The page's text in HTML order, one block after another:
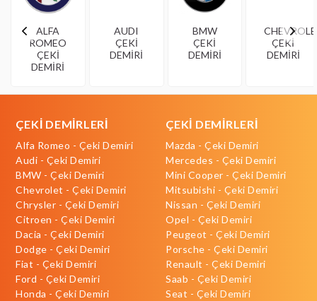
ALFA
ROMEO
ÇEKİ
DEMİRİ
AUDI
ÇEKİ
DEMİRİ
BMW
ÇEKİ
DEMİRİ
ÇEKİ
DEMİRİ
ÇEKİ DEMİRLERİ
Alfa Romeo - Çeki Demiri
Audi - Çeki Demiri
BMW - Çeki Demiri
Chevrolet - Çeki Demiri
Chrysler - Çeki Demiri
Citroen - Çeki Demiri
Dacia - Çeki Demiri
Dodge - Çeki Demiri
Fiat - Çeki Demiri
Ford - Çeki Demiri
Honda - Çeki Demiri
ÇEKİ DEMİRLERİ
Mazda - Çeki Demiri
Mercedes - Çeki Demiri
Mini Cooper - Çeki Demiri
Mitsubishi - Çeki Demiri
Nissan - Çeki Demiri
Opel - Çeki Demiri
Peugeot - Çeki Demiri
Porsche - Çeki Demiri
Renault - Çeki Demiri
Saab - Çeki Demiri
Seat - Çeki Demiri